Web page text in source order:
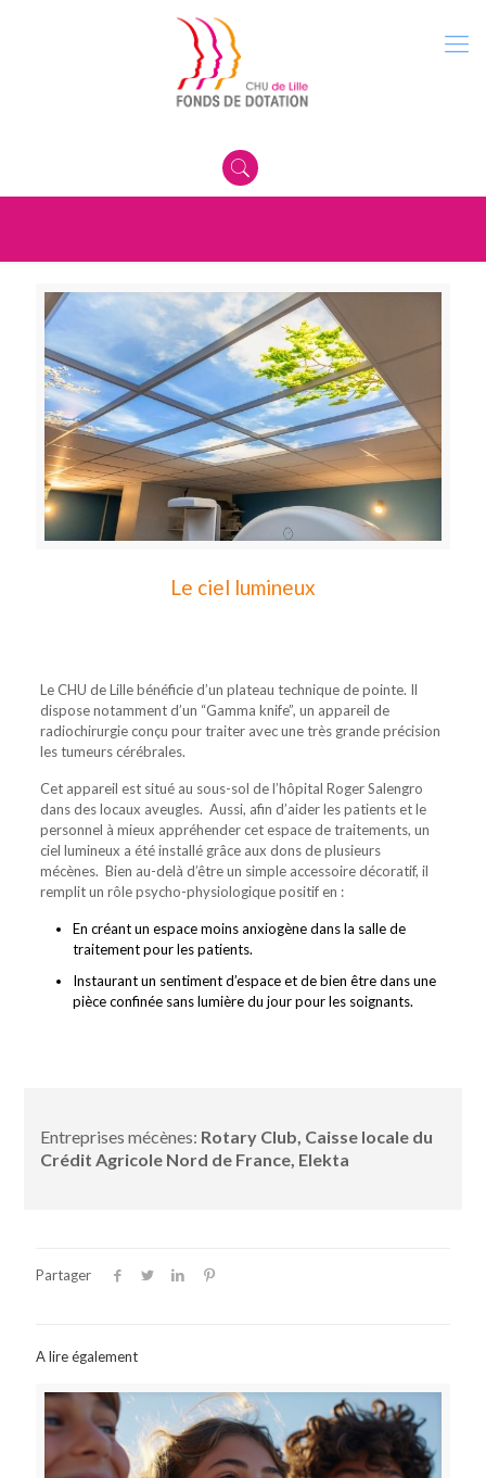
Le ciel lumineux
Le CHU de Lille bénéficie d’un plateau technique de pointe. Il
dispose notamment d’un “Gamma knife”, un appareil de
radiochirurgie conçu pour traiter avec une très grande précision
les tumeurs cérébrales.
Cet appareil est situé au sous-sol de l’hôpital Roger Salengro
dans des locaux aveugles. Aussi, afin d’aider les patients et le
personnel à mieux appréhender cet espace de traitements, un
ciel lumineux a été installé grâce aux dons de plusieurs
mécènes. Bien au-delà d’être un simple accessoire décoratif, il
remplit un rôle psycho-physiologique positif en :
En créant un espace moins anxiogène dans la salle de
traitement pour les patients.
Instaurant un sentiment d’espace et de bien être dans une
pièce confinée sans lumière du jour pour les soignants.
Entreprises mécènes: Rotary Club, Caisse locale du
Crédit Agricole Nord de France, Elekta
Partager
A lire également